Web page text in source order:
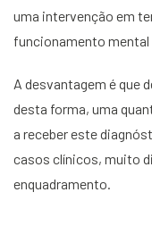
uma intervenção em
funcionamento
A desvantagem é que
desta forma, uma
a receber este
casos clínicos, muito
enquadramento.